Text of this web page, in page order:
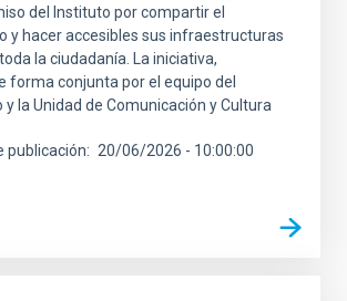
del Instituto por compartir el
y hacer accesibles sus infraestructuras
la ciudadanía. La iniciativa,
forma conjunta por el equipo del
y la Unidad de Comunicación y Cultura
publicación 20/06/2026 - 10:00:00